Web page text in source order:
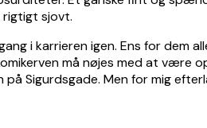
rigtigt sjovt.
i karrieren igen. Ens for dem
må nøjes med at være
Sigurdsgade. Men for mig